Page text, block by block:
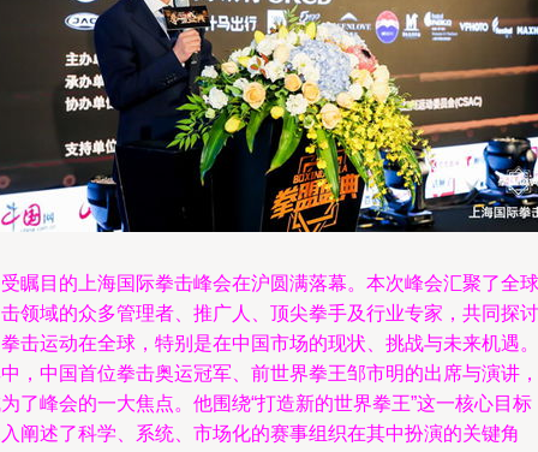
瞩目的上海国际拳击峰会在沪圆满落幕。本次峰会汇聚了全球
领域的众多管理者、推广人、顶尖拳手及行业专家，共同探讨
击运动在全球，特别是在中国市场的现状、挑战与未来机遇。
，中国首位拳击奥运冠军、前世界拳王邹市明的出席与演讲，
了峰会的一大焦点。他围绕“打造新的世界拳王”这一核心目标
阐述了科学、系统、市场化的赛事组织在其中扮演的关键角